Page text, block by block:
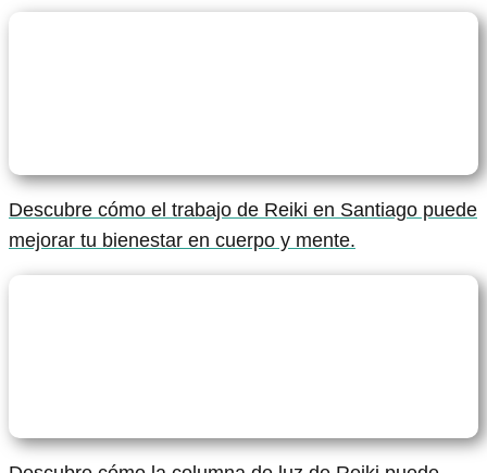
Descubre cómo el trabajo de Reiki en Santiago puede
mejorar tu bienestar en cuerpo y mente.